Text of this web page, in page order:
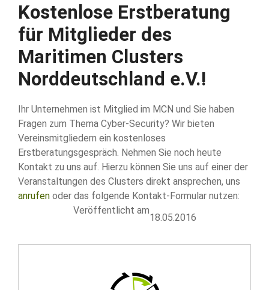
Kostenlose Erstberatung
für Mitglieder des
Maritimen Clusters
Norddeutschland e.V.!
Ihr Unternehmen ist Mitglied im MCN und Sie haben
Fragen zum Thema Cyber-Security? Wir bieten
Vereinsmitgliedern ein kostenloses
Erstberatungsgespräch. Nehmen Sie noch heute
Kontakt zu uns auf. Hierzu können Sie uns auf einer der
Veranstaltungen des Clusters direkt ansprechen, uns
anrufen oder das folgende Kontakt-Formular nutzen:
Veröffentlicht am
18.05.2016